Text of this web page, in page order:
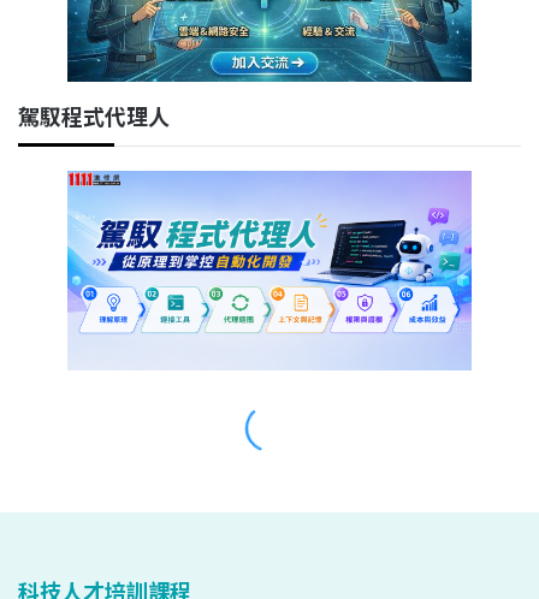
科技人才培訓課程